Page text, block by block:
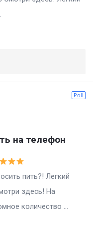
Poll
на телефон
Легкий
здесь! На
количество ...